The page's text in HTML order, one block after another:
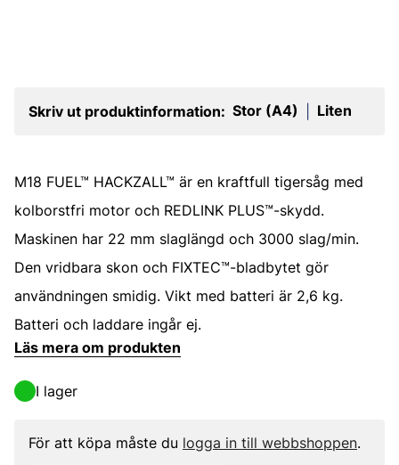
Skriv ut produktinformation: Stor (A4) Liten
M18 FUEL™ HACKZALL™ är en kraftfull tigersåg med
kolborstfri motor och REDLINK PLUS™-skydd.
Maskinen har 22 mm slaglängd och 3000 slag/min.
Den vridbara skon och FIXTEC™-bladbytet gör
användningen smidig. Vikt med batteri är 2,6 kg.
Batteri och laddare ingår ej.
Läs mera om produkten
I lager
För att köpa måste du logga in till webbshoppen.